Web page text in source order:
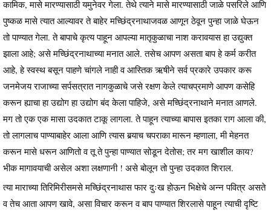
कामिक, मासे मारण्यासाठी यमुनेवर गेला. तेथे त्याने मासे मारण्यासाठी जाळे पसरिले आणि
पुष्कळ मासे त्यात आल्यावर ते बाहेर मच्छिंद्रनाथाजवळ आणून ठेवून पुन्हा जाळे घेऊन
तो पाण्यात गेला. ते बापाचे कृत्य पाहून आपल्या मातृकुळाचा नाश करावयास हा उद्युक्त
झाला आहे; असे मच्छिंद्रनाथाच्या मनात आले. तसेच आपण असता बाप हे कर्म करीत
आहे, हे स्वस्थ बसून पाहणे चांगले नाही व आस्तिक ऋषीने सर्व प्रकारे उपकार करू
जनमेजय राजाच्या सर्पसत्रात नागकुळाचे जसे रक्षण केले त्याचप्रमाणे आपण कसेहि
करून ह्याचा हा उद्योग हा उद्योग बंद केला पाहिजे, असे मच्छिंद्रनाथाने मनात आणले.
मग तो एक एक मासा उदकात टाकू लागला. ते पाहून त्याच्या बापास इतका राग आला की,
तो लागलाच पाण्याबाहेर आला आणि त्यास बर्‍याच चपराका मारून म्हणाला, मी मेहनत
करून मासे धरून आणितो व तू ते पुन्हा पाण्यात सोडून देतोस; तर मग खाशील काय?
भीक मागावयाची असेल अशा लक्षणानी ! असे बोलून तो पुन्हा उदकात शिराल.
त्या माराच्या तिरिमिरीसमसे मच्छिंद्रनाथास फार दुःख होऊन भिक्षेचे अन्न पवित्र असते
व तेच आता आपण खावे, असा विचार करून व बाप पाण्यात शिरलासे पाहून त्याची दृष्टि